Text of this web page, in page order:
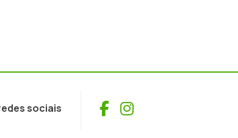
sociais Facebook
Instagram